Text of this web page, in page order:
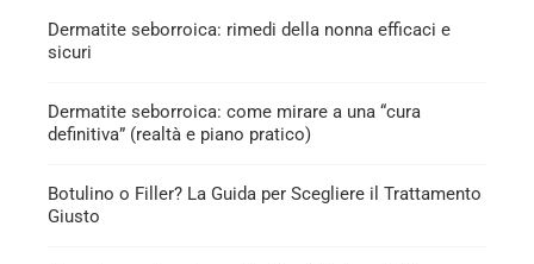
Dermatite seborroica: rimedi della nonna efficaci e
sicuri
Dermatite seborroica: come mirare a una “cura
definitiva” (realtà e piano pratico)
Botulino o Filler? La Guida per Scegliere il Trattamento
Giusto